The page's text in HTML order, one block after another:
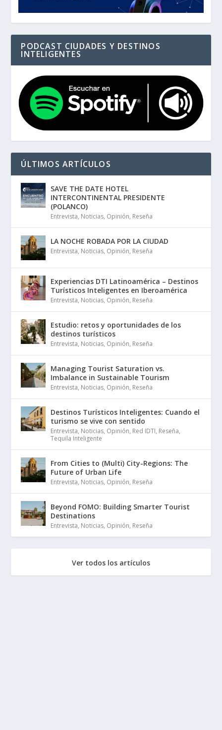
PODCAST CIUDADES Y DESTINOS
INTELIGENTES
ÚLTIMOS ARTÍCULOS
SAVE THE DATE HOTEL
INTERCONTINENTAL PRESIDENTE
(POLANCO)
Entrevista, Noticias, Opinión, Reseña
LA NOCHE ROBADA POR LA CIUDAD
Entrevista, Noticias, Opinión, Reseña
Experiencias DTI Latinoamérica – Destinos
Turísticos Inteligentes en Iberoamérica
Entrevista, Noticias, Opinión, Reseña
Estudio: retos y oportunidades de los
destinos turísticos
Entrevista, Noticias, Opinión, Reseña
Managing Tourist Saturation vs.
Imbalance in Sustainable Tourism
Entrevista, Noticias, Opinión, Reseña
Destinos Turísticos Inteligentes: Cuando el
turismo se vive con sentido
Entrevista, Noticias, Opinión, Red IDTI, Reseña,
Tequila Inteligente
From Cities to (Multi) City-Regions: The
Future of Urban Life
Entrevista, Noticias, Opinión, Reseña
Beyond FOMO: Building Smarter Tourist
Destinations
Entrevista, Noticias, Opinión, Reseña
Ver todos los artículos